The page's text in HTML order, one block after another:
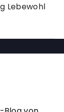
Lebewohl